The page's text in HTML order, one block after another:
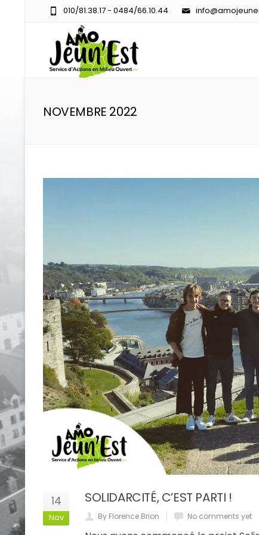
010/81.38.17 - 0484/66.10.44
NOVEMBRE 2022
14
Nov
SOLIDARCITÉ, C’EST PARTI !
By Florence Brion No comments yet